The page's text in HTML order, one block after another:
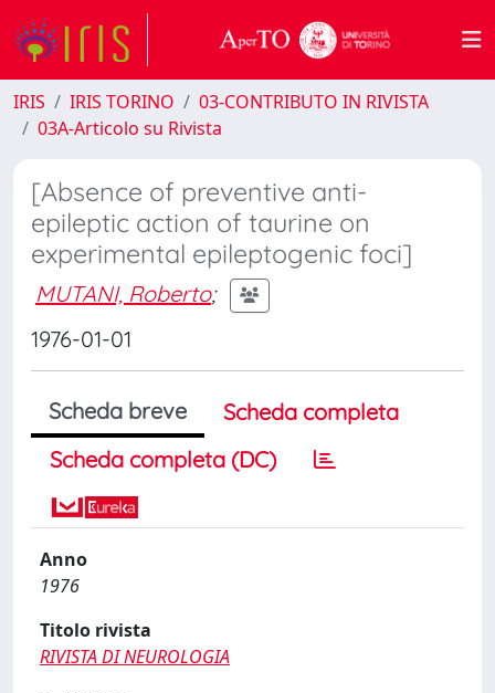
IRIS IRIS TORINO
03-CONTRIBUTO IN RIVISTA
03A-Articolo su Rivista
[Absence of preventive anti-
epileptic action of taurine on
experimental epileptogenic foci]
MUTANI, Roberto;
1976-01-01
Scheda breve
Scheda completa
Scheda completa (DC)
Anno
1976
Titolo rivista
RIVISTA DI NEUROLOGIA